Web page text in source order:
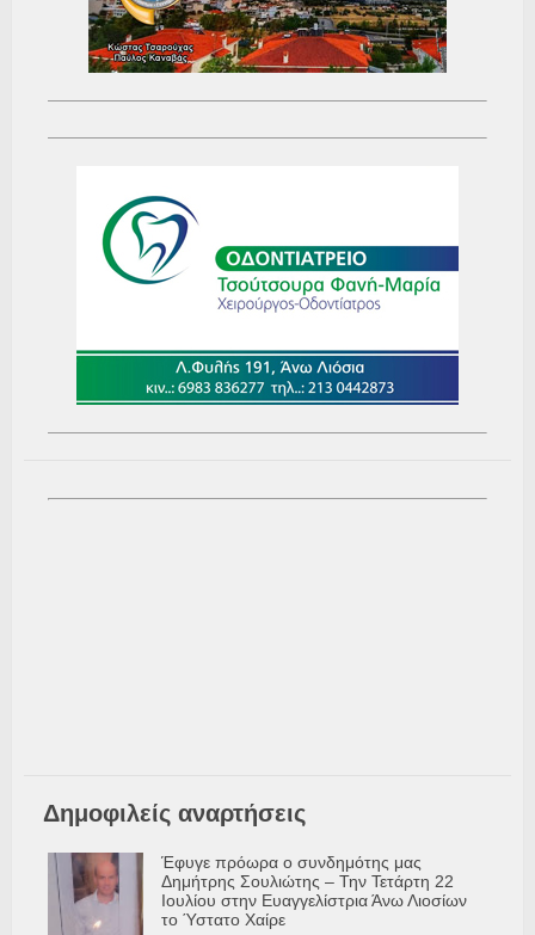
Δημοφιλείς αναρτήσεις
Έφυγε πρόωρα ο συνδημότης μας
Δημήτρης Σουλιώτης – Την Τετάρτη 22
Ιουλίου στην Ευαγγελίστρια Άνω Λιοσίων
το Ύστατο Χαίρε